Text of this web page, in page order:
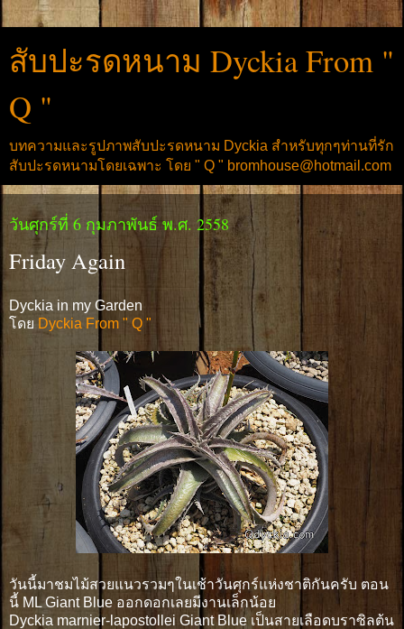
สับปะรดหนาม Dyckia From "
Q "
บทความและรูปภาพสับปะรดหนาม Dyckia สำหรับทุกๆท่านที่รัก
สับปะรดหนามโดยเฉพาะ โดย " Q " bromhouse@hotmail.com
วันศุกร์ที่ 6 กุมภาพันธ์ พ.ศ. 2558
Friday Again
Dyckia in my Garden
โดย Dyckia From " Q "
วันนี้มาชมไม้สวยแนวรวมๆในเช้าวันศุกร์แห่งชาติกันครับ ตอน
นี้ ML Giant Blue ออกดอกเลยมีงานเล็กน้อย
Dyckia marnier-lapostollei Giant Blue เป็นสายเลือดบราซิลต้น